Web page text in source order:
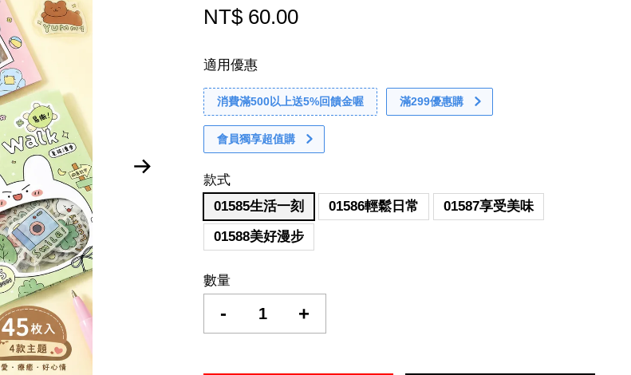
NT$ 60.00
適用優惠
消費滿500以上送5%回饋金喔 滿299優惠購
會員獨享超值購
款式
01585生活一刻
01586輕鬆日常
01587享受美味
01588美好漫步
數量
- +